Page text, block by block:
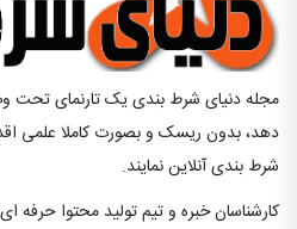
مجله دنیای شرط بندی یک تارنمای تحت
دهد، بدون ریسک و بصورت کاملا علمی
شرط بندی آنلاین نمایند.
کارشناسان خبره و تیم تولید محتوا حرفه